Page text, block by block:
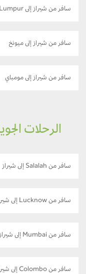
سافر من شيراز إلى Kuala Lumpur
سافر من شيراز إلى ميونخ
سافر من شيراز إلى مومباي
الرحلات
سافر من Salalah إلى شيراز
سافر من Lucknow إلى شيراز
سافر من Mumbai إلى شيراز
سافر من Colombo إلى شيراز